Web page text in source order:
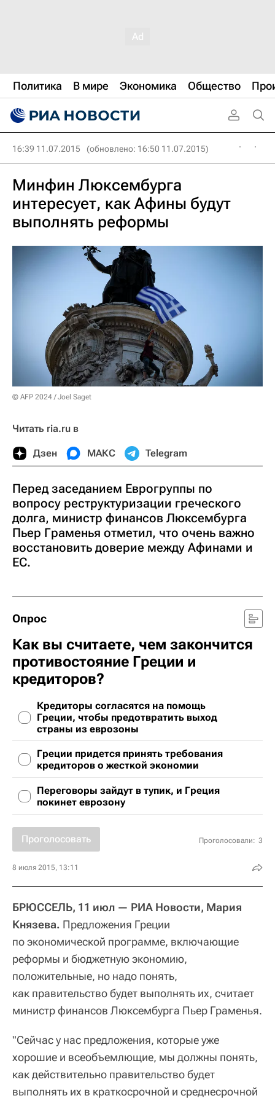
Политика В мире Экономика Общество
16:39 11.07.2015 (обновлено: 16:50 11.07.2015)
Минфин Люксембурга
интересует, как Афины будут
выполнять реформы
© AFP 2024 / Joel Saget
Читать ria.ru в
Дзен МАКС Telegram
Перед заседанием Еврогруппы по
вопросу реструктуризации греческого
долга, министр финансов Люксембурга
Пьер Граменья отметил, что очень важно
восстановить доверие между Афинами и
ЕС.
Опрос
Как вы считаете, чем закончится
противостояние Греции и
кредиторов?
Кредиторы согласятся на помощь
Греции, чтобы предотвратить выход
страны из еврозоны
Греции придется принять требования
кредиторов о жесткой экономии
Переговоры зайдут в тупик, и Греция
покинет еврозону
Проголосовать Проголосовали: 3
8 июля 2015, 13:11
БРЮССЕЛЬ, 11 июл — РИА Новости, Мария
Князева. Предложения Греции
по экономической программе, включающие
реформы и бюджетную экономию,
положительные, но надо понять,
как правительство будет выполнять их, считает
министр финансов Люксембурга Пьер Граменья.
"Сейчас у нас предложения, которые уже
хорошие и всеобъемлющие, мы должны понять,
как действительно правительство будет
выполнять их в краткосрочной и среднесрочной